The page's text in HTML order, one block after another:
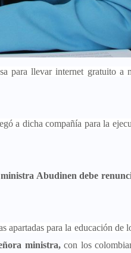
para llevar internet gratuito a
a dicha compañía para la
ministra Abudinen debe
apartadas para la educación de
ministra,con los